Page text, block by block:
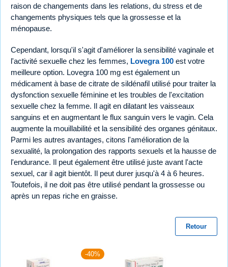
raison de changements dans les relations, du stress et de
changements physiques tels que la grossesse et la
ménopause.
Cependant, lorsqu'il s'agit d'améliorer la sensibilité vaginale et
l'activité sexuelle chez les femmes, Lovegra 100 est votre
meilleure option. Lovegra 100 mg est également un
médicament à base de citrate de sildénafil utilisé pour traiter la
dysfonction sexuelle féminine et les troubles de l'excitation
sexuelle chez la femme. Il agit en dilatant les vaisseaux
sanguins et en augmentant le flux sanguin vers le vagin. Cela
augmente la mouillabilité et la sensibilité des organes génitaux.
Parmi les autres avantages, citons l'amélioration de la
sexualité, la prolongation des rapports sexuels et la hausse de
l'endurance. Il peut également être utilisé juste avant l'acte
sexuel, car il agit bientôt. Il peut durer jusqu'à 4 à 6 heures.
Toutefois, il ne doit pas être utilisé pendant la grossesse ou
après un repas riche en graisse.
Retour
-40%